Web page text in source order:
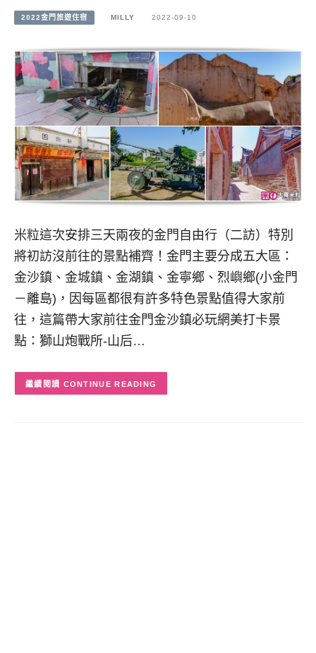
2022金門旅遊住宿 MILLY 2022-09-10
米粒這次安排三天兩夜的金門自由行（二訪）特別
將初訪沒前往的景點補齊！金門主要分成五大區：
金沙鎮、金城鎮、金湖鎮、金寧鄉、烈嶼鄉(小金門
－離島)，因每區都很有許多特色景點值得大家前
往，這篇帶大家前往金門金沙鎮必玩網美打卡景
點：獅山炮戰所-山后…
CONTINUE READING